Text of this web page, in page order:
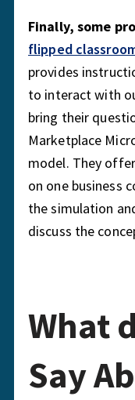
Finally, some
flipped
provides
to interact with
bring their
Marketplace
model. They
on one business
the simulation
discuss the
What
Say